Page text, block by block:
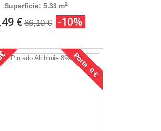
Superficie: 5.33 m2
€ 86,10 € -10%
Porte 0 €